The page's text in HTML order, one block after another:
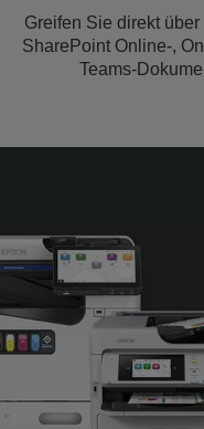
Greifen Sie direkt
SharePoint Online-,
Teams-